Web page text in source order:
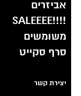
אביזרים
!!!!SALEEEE
משומשים
סרף סקייט
יצירת קשר